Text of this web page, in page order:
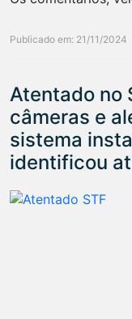
Publicado em: 21/11/2024
Atentado no
câmeras e
sistema
identificou